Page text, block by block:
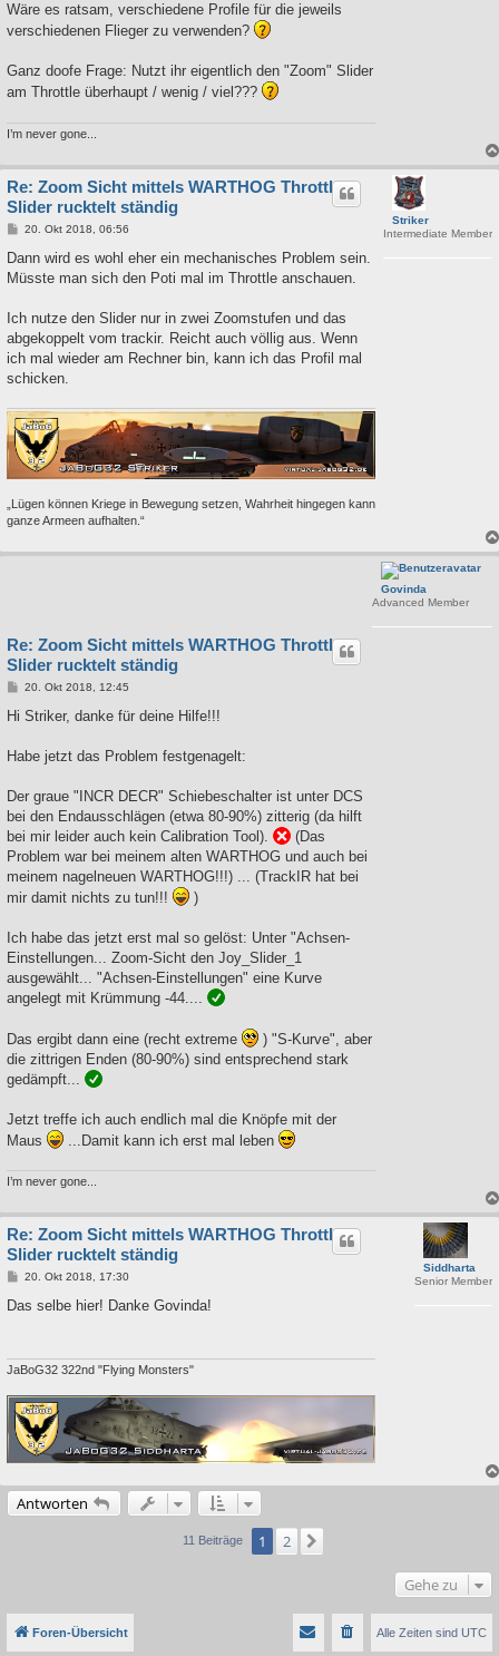
Wäre es ratsam, verschiedene Profile für die jeweils
verschiedenen Flieger zu verwenden?
Ganz doofe Frage: Nutzt ihr eigentlich den "Zoom" Slider
am Throttle überhaupt / wenig / viel???
I’m never gone...
Striker
Intermediate Member
Re: Zoom Sicht mittels WARTHOG Throttle
Slider rucktelt ständig
B
i
r
20. Okt 2018, 06:56
Dann wird es wohl eher ein mechanisches Problem sein.
Müsste man sich den Poti mal im Throttle anschauen.
Ich nutze den Slider nur in zwei Zoomstufen und das
abgekoppelt vom trackir. Reicht auch völlig aus. Wenn
ich mal wieder am Rechner bin, kann ich das Profil mal
schicken.
„Lügen können Kriege in Bewegung setzen, Wahrheit hingegen kann
ganze Armeen aufhalten.“
Govinda
Advanced Member
Re: Zoom Sicht mittels WARTHOG Throttle
Slider rucktelt ständig
B
a
20. Okt 2018, 12:45
Hi Striker, danke für deine Hilfe!!!
Habe jetzt das Problem festgenagelt:
Der graue "INCR DECR" Schiebeschalter ist unter DCS
bei den Endausschlägen (etwa 80-90%) zitterig (da hilft
bei mir leider auch kein Calibration Tool).
(Das
Problem war bei meinem alten WARTHOG und auch bei
meinem nagelneuen WARTHOG!!!) ... (TrackIR hat bei
mir damit nichts zu tun!!!
)
Ich habe das jetzt erst mal so gelöst: Unter "Achsen-
Einstellungen... Zoom-Sicht den Joy_Slider_1
ausgewählt... "Achsen-Einstellungen" eine Kurve
angelegt mit Krümmung -44....
Das ergibt dann eine (recht extreme
) "S-Kurve", aber
die zittrigen Enden (80-90%) sind entsprechend stark
gedämpft...
Jetzt treffe ich auch endlich mal die Knöpfe mit der
Maus
...Damit kann ich erst mal leben
I’m never gone...
Siddharta
Senior Member
Re: Zoom Sicht mittels WARTHOG Throttle
Slider rucktelt ständig
B
i
20. Okt 2018, 17:30
Das selbe hier! Danke Govinda!
JaBoG32 322nd "Flying Monsters"
Antworten
11 Beiträge 1 2
Gehe zu
Foren-Übersicht Alle Zeiten sind UTC